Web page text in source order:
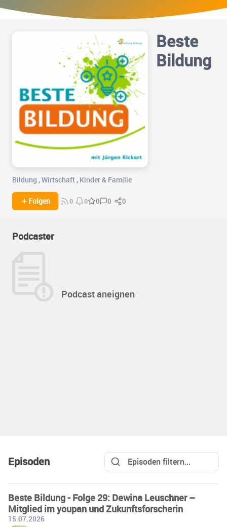
Beste
Bildung
Bildung ,Wirtschaft , Kinder & Familie
Folgen 0 0 0 0 0
Podcaster
Podcast aneignen
Episoden
Beste Bildung - Folge 29: Dewina Leuschner –
Mitglied im youpan und Zukunftsforscherin
15.07.2026